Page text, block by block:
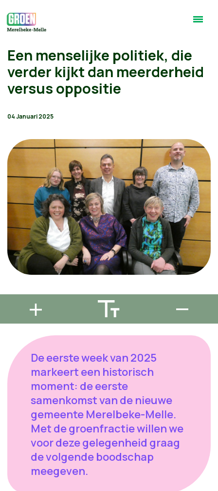
Een menselijke politiek, die
verder kijkt dan meerderheid
versus oppositie
04 Januari 2025
De eerste week van 2025
markeert een historisch
moment: de eerste
samenkomst van de nieuwe
gemeente Merelbeke-Melle.
Met de groenfractie willen we
voor deze gelegenheid graag
de volgende boodschap
meegeven.